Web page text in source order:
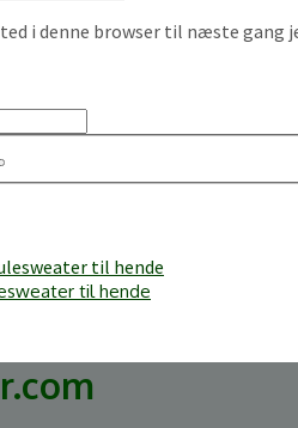
i denne browser til næste gang
til hende